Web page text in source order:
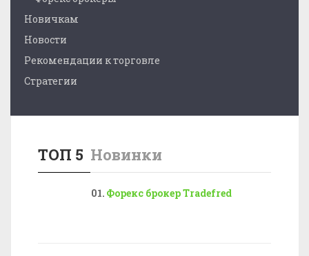
Новичкам
Новости
Рекомендации к торговле
Стратегии
ТОП 5 Новинки
Форекс брокер Tradefred